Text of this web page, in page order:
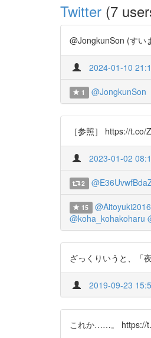
Twitter (7
@JongkunSon (すい
2024-01-10
1 @JongkunSon
［参照］ https://
2023-01-02
2
15 @Aitoyuki2016
@koha_kohakoharu
ざっくりいうと、「
2019-09-23
これか……。 https://